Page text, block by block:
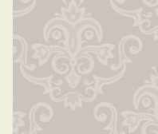
Наличие: 1
1000 руб.